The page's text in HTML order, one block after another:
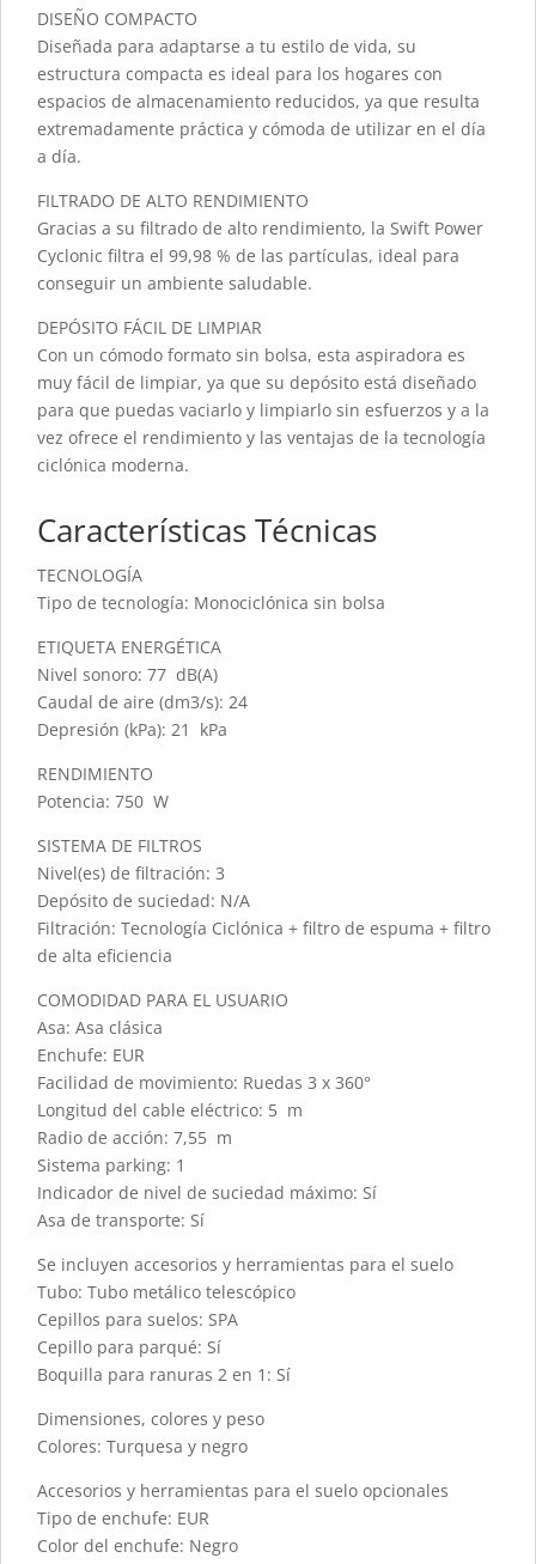
DISEÑO COMPACTO
Diseñada para adaptarse a tu estilo de vida, su
estructura compacta es ideal para los hogares con
espacios de almacenamiento reducidos, ya que resulta
extremadamente práctica y cómoda de utilizar en el día
a día.
FILTRADO DE ALTO RENDIMIENTO
Gracias a su filtrado de alto rendimiento, la Swift Power
Cyclonic filtra el 99,98 % de las partículas, ideal para
conseguir un ambiente saludable.
DEPÓSITO FÁCIL DE LIMPIAR
Con un cómodo formato sin bolsa, esta aspiradora es
muy fácil de limpiar, ya que su depósito está diseñado
para que puedas vaciarlo y limpiarlo sin esfuerzos y a la
vez ofrece el rendimiento y las ventajas de la tecnología
ciclónica moderna.
Características Técnicas
TECNOLOGÍA
Tipo de tecnología: Monociclónica sin bolsa
ETIQUETA ENERGÉTICA
Nivel sonoro: 77 dB(A)
Caudal de aire (dm3/s): 24
Depresión (kPa): 21 kPa
RENDIMIENTO
Potencia: 750 W
SISTEMA DE FILTROS
Nivel(es) de filtración: 3
Depósito de suciedad: N/A
Filtración: Tecnología Ciclónica + filtro de espuma + filtro
de alta eficiencia
COMODIDAD PARA EL USUARIO
Asa: Asa clásica
Enchufe: EUR
Facilidad de movimiento: Ruedas 3 x 360°
Longitud del cable eléctrico: 5 m
Radio de acción: 7,55 m
Sistema parking: 1
Indicador de nivel de suciedad máximo: Sí
Asa de transporte: Sí
Se incluyen accesorios y herramientas para el suelo
Tubo: Tubo metálico telescópico
Cepillos para suelos: SPA
Cepillo para parqué: Sí
Boquilla para ranuras 2 en 1: Sí
Dimensiones, colores y peso
Colores: Turquesa y negro
Accesorios y herramientas para el suelo opcionales
Tipo de enchufe: EUR
Color del enchufe: Negro